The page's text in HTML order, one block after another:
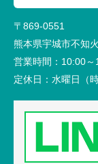
〒869-0551
熊本県宇城市不知
営業時間： 10:00～
定休日： 水曜日（